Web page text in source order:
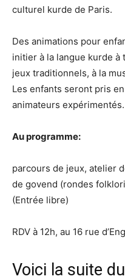
culturel kurde de Paris.
Des animations pour
initier à la langue kurde à
jeux traditionnels, à la
Les enfants seront pris
animateurs expérimentés.
Au programme:
parcours de jeux, atelier
de govend (rondes
(Entrée libre)
RDV à 12h, au 16 rue
Voici la suite